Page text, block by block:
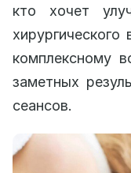
кто хочет
комплексному
заметных
сеансов.